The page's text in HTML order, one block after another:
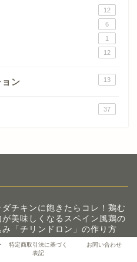
12
6
1
12
ン 13
37
ダチキンに飽きたらコレ！鶏む
が美味しくなるスペイン風鶏の
み「チリンドロン」の作り方
特定商取引法に基づく
表記
お問い合わせ